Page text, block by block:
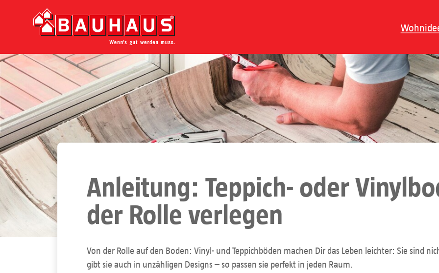
Anleitung: Teppich- oder
der Rolle verlegen
Von der Rolle auf den Boden: Vinyl- und Teppichböden machen Dir das Leben leichter: Sie sind
gibt sie auch in unzähligen Designs – so passen sie perfekt in jeden Raum.